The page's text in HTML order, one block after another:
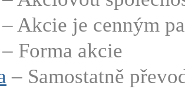
– Akcie je cenným
– Forma akcie
– Samostatně